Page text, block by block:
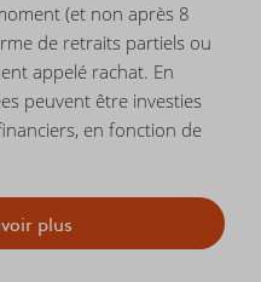
(et non après 8
de retraits partiels ou
appelé rachat. En
peuvent être investies
en fonction de
plus